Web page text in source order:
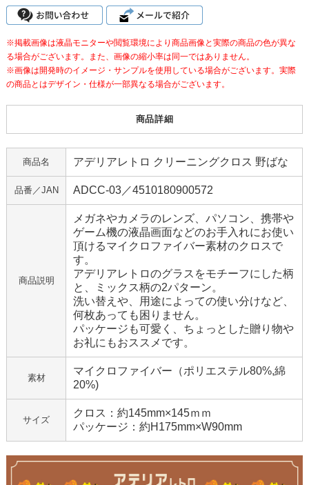
※掲載画像は液晶モニターや閲覧環境により商品画像と実際の商品の色が異な
る場合がございます。また、画像の縮小率は同一ではありません。
※画像は開発時のイメージ・サンプルを使用している場合がございます。実際
の商品とはデザイン・仕様が一部異なる場合がございます。
商品詳細
商品名 アデリアレトロ クリーニングクロス 野ばな
品番／JAN ADCC-03／4510180900572
商品説明
メガネやカメラのレンズ、パソコン、携帯や
ゲーム機の液晶画面などのお手入れにお使い
頂けるマイクロファイバー素材のクロスで
す。
アデリアレトロのグラスをモチーフにした柄
と、ミックス柄の2パターン。
洗い替えや、用途によっての使い分けなど、
何枚あっても困りません。
パッケージも可愛く、ちょっとした贈り物や
お礼にもおススメです。
素材
マイクロファイバー（ポリエステル80%,綿
20%)
サイズ
クロス：約145mm×145ｍｍ
パッケージ：約H175mm×W90mm